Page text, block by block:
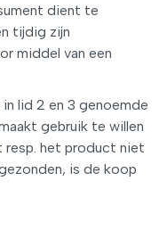
dient te
tijdig zijn
middel van een
lid 2 en 3 genoemde
gebruik te willen
resp. het product niet
is de koop